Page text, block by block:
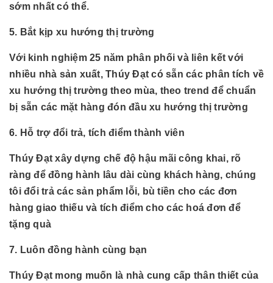
sớm nhất có thể.
5. Bắt kịp xu hướng thị trường
Với kinh nghiệm 25 năm phân phối và liên kết với
nhiều nhà sản xuất, Thúy Đạt có sẵn các phân tích về
xu hướng thị trường theo mùa, theo trend để chuẩn
bị sẵn các mặt hàng đón đầu xu hướng thị trường
6. Hỗ trợ đổi trả, tích điểm thành viên
Thúy Đạt xây dựng chế độ hậu mãi công khai, rõ
ràng để đồng hành lâu dài cùng khách hàng, chúng
tôi đổi trả các sản phẩm lỗi, bù tiền cho các đơn
hàng giao thiếu và tích điểm cho các hoá đơn để
tặng quà
7. Luôn đồng hành cùng bạn
Thúy Đạt mong muốn là nhà cung cấp thân thiết của